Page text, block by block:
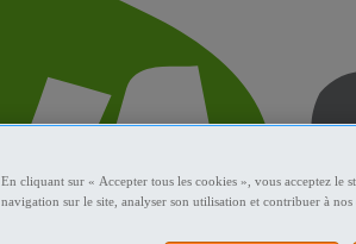
En cliquant sur « Accepter tous les cookies », vous acceptez le
navigation sur le site, analyser son utilisation et contribuer à nos